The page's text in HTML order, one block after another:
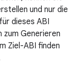
und nur die
dieses ABI
Generieren
Ziel-ABI finden